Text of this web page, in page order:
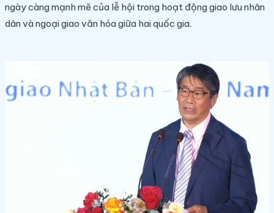
ngày càng mạnh mẽ của lễ hội trong hoạt động giao lưu nhân
dân và ngoại giao văn hóa giữa hai quốc gia.